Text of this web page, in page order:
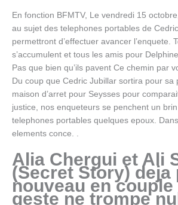
En fonction BFMTV, Le vendredi 15
au sujet des telephones portables de
permettront d’effectuer avancer l’enquete.
s’accumulent et tous les amis pour
Pas que bien qu’ils pavent Ce chemin par
Du coup que Cedric Jubillar sortira pour sa
maison d’arret pour Seysses pour
justice, nos enqueteurs se penchent un
telephones portables quelques epoux.
elements conce. .
Alia Chergui et Ali
(Secret Story) deja
nouveau en couple
geste ne trompe